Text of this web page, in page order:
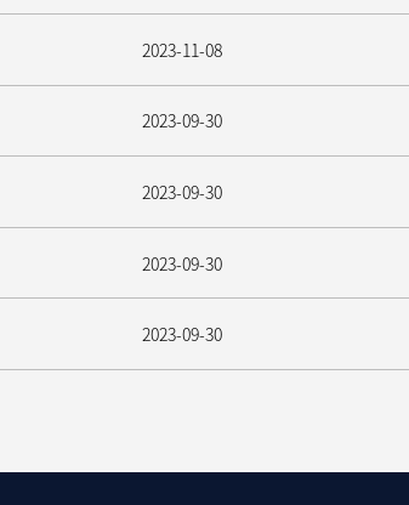
2023-11-08
2023-09-30
2023-09-30
2023-09-30
2023-09-30